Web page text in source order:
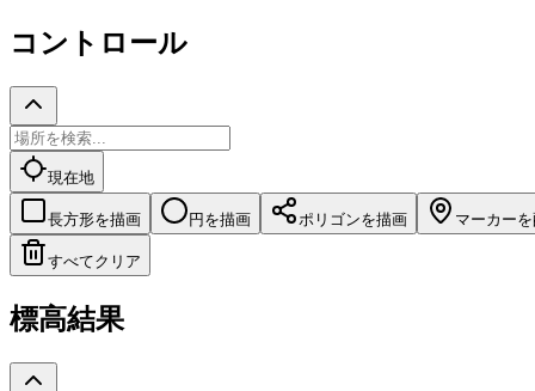
コントロール
現在地
長方形を描画 円を描画 ポリゴンを描画 マーカー
すべてクリア
標高結果